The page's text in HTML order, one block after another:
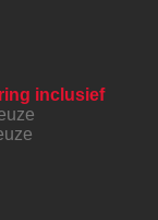
inclusief